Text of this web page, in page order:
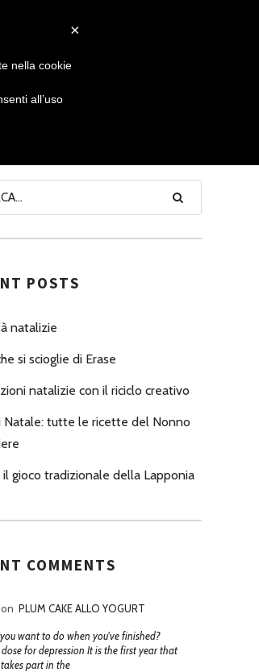
NONNO PASTICCIERE
POSTS
natalizie
si scioglie di Erase
natalizie con il riciclo creativo
Natale: tutte le ricette del Nonno
il gioco tradizionale della Lapponia
COMMENTS
on PLUM CAKE ALLO YOGURT
want to do when you've finished?
for depression It is the first year that
part in the
×
nella cookie
all’uso